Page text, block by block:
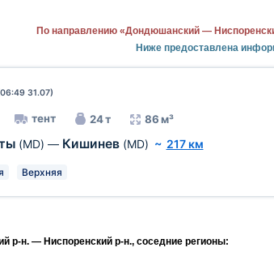
По направлению «Дондюшанский —
Ниже предоставлена
31.07)
тент 24 т 86 м³
(MD) — Кишинев (MD) ~ 217 км
Верхняя
р-н. — Ниспоренский р-н., соседние регионы: